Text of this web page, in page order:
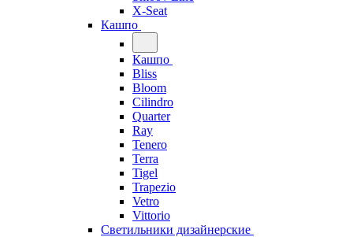
X-Seat
Кашпо
Кашпо
Bliss
Bloom
Cilindro
Quarter
Ray
Tenero
Terra
Tigel
Trapezio
Vetro
Vittorio
Светильники дизайнерские